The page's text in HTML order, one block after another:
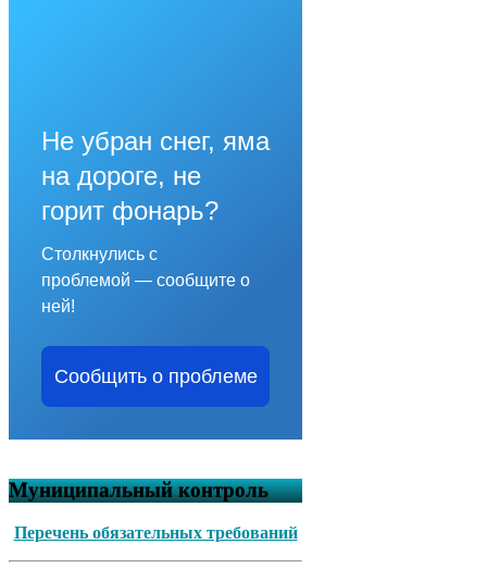
Не убран снег, яма
на дороге, не
горит фонарь?
Столкнулись с
проблемой — сообщите о
ней!
Сообщить о проблеме
Муниципальный контроль
Перечень обязательных требований